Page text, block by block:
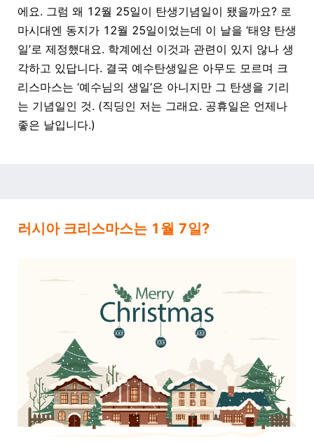
에요. 그럼 왜 12월 25일이 탄생기념일이 됐을까요? 로
마시대엔 동지가 12월 25일이었는데 이 날을 ‘태양 탄생
일’로 제정했대요. 학계에선 이것과 관련이 있지 않나 생
각하고 있답니다. 결국 예수탄생일은 아무도 모르며 크
리스마스는 ‘예수님의 생일’은 아니지만 그 탄생을 기리
는 기념일인 것. (직딩인 저는 그래요. 공휴일은 언제나
좋은 날입니다.)
러시아 크리스마스는 1월 7일?